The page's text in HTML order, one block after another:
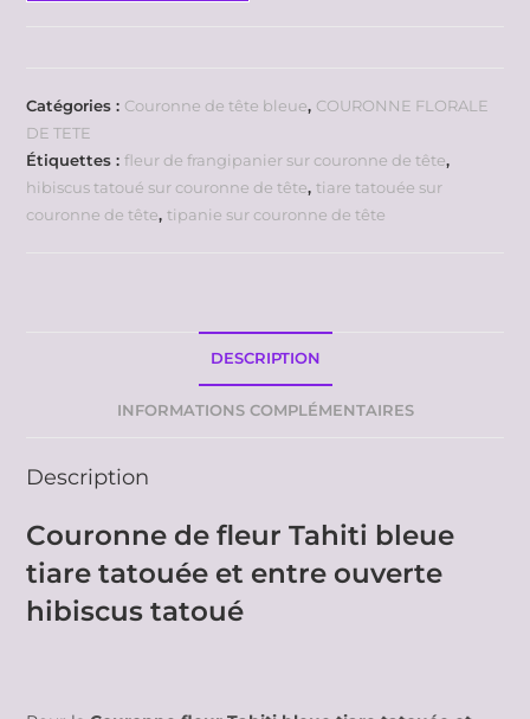
Catégories : Couronne de tête bleue, COURONNE FLORALE
DE TETE
Étiquettes :fleur de frangipanier sur couronne de tête,
hibiscus tatoué sur couronne de tête,tiare tatouée sur
couronne de tête,tipanie sur couronne de tête
DESCRIPTION
INFORMATIONS COMPLÉMENTAIRES
Description
Couronne de fleur Tahiti bleue
tiare tatouée et entre ouverte
hibiscus tatoué